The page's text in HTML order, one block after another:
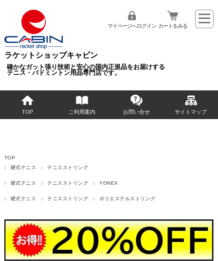
ラケットショップキャビン
確かなガット張り技術と安心の国内正規品をお届けする
テニス・バドミントン用品専門店です。
マイページへログイン カートをみる
TOP ご利用案内 お問い合せ サイトマップ
TOP
硬式テニス
テニスストリング
硬式テニス テニスストリング YONEX
硬式テニス テニスストリング ポリエステルストリング